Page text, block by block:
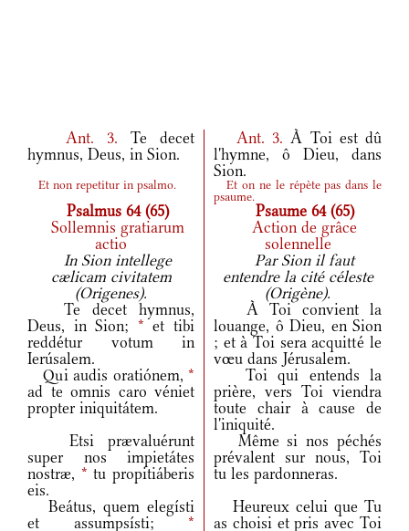
Ant. 3. Te decet
hymnus, Deus, in Sion.
Ant. 3. À Toi est dû
l'hymne, ô Dieu, dans
Sion.
Et non repetitur in psalmo. Et on ne le répète pas dans le
psaume.
Psalmus 64 (65)
Psaume 64 (65)
Sollemnis gratiarum
actio
Action de grâce
solennelle
In Sion intellege
cælicam civitatem
(Origenes).
Par Sion il faut
entendre la cité céleste
(Origène).
Te decet hymnus,
Deus, in Sion; * et tibi
reddétur votum in
Ierúsalem.
À Toi convient la
louange, ô Dieu, en Sion
; et à Toi sera acquitté le
vœu dans Jérusalem.
Qui audis oratiónem, *
ad te omnis caro véniet
propter iniquitátem.
Toi qui entends la
prière, vers Toi viendra
toute chair à cause de
l'iniquité.
Etsi prævaluérunt
super nos impietátes
nostræ, * tu propitiáberis
eis.
Même si nos péchés
prévalent sur nous, Toi
tu les pardonneras.
Beátus, quem elegísti
et assumpsísti; *
Heureux celui que Tu
as choisi et pris avec Toi